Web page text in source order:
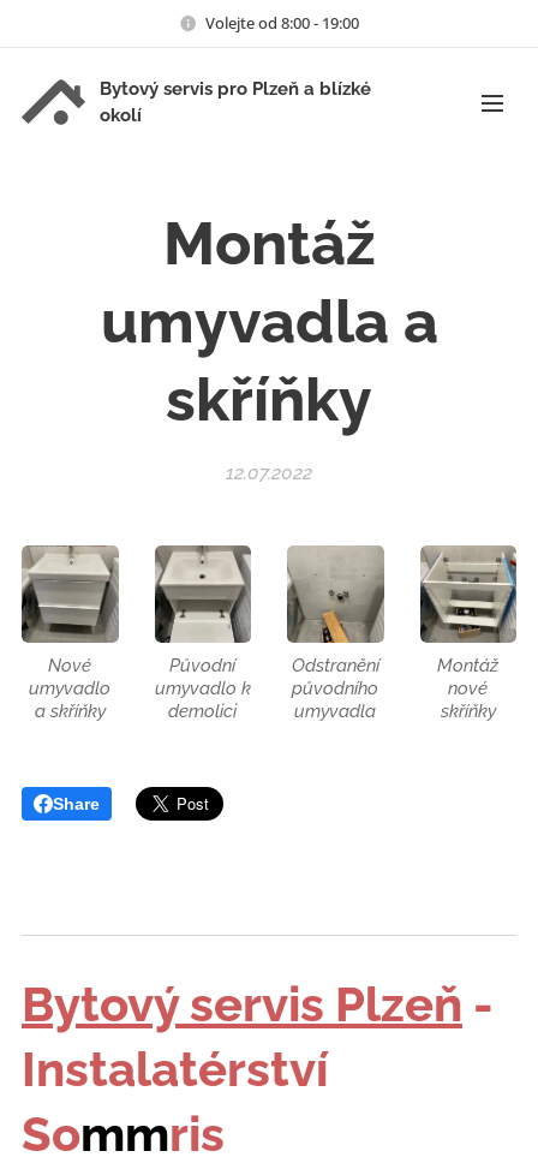
Volejte od 8:00 - 19:00
Bytový servis pro Plzeň a blízké
okolí
Montáž
umyvadla a
skříňky
12.07.2022
Nové
umyvadlo
a skříňky
Původní
umyvadlo k
demolici
Odstranění
původního
umyvadla
Montáž
nové
skříňky
Share
Bytový servis Plzeň -
Instalatérství
Sommris